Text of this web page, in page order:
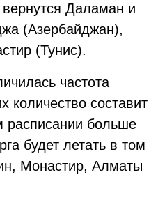
Даламан и
(Азербайджан),
(Тунис).
частота
составит
расписании больше
будет летать в том
Монастир, Алматы